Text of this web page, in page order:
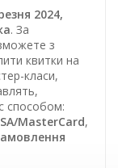
2024,
. За
з
квитки на
класи,
способом:
MasterCard,